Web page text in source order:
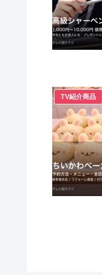
TV紹介商品